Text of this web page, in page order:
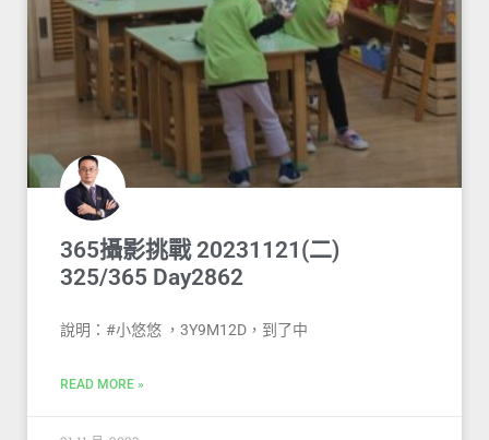
365攝影挑戰 20231121(二)
325/365 Day2862
說明：#小悠悠 ，3Y9M12D，到了中
READ MORE »